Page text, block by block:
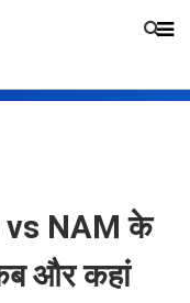
vs NAM के
और कहां